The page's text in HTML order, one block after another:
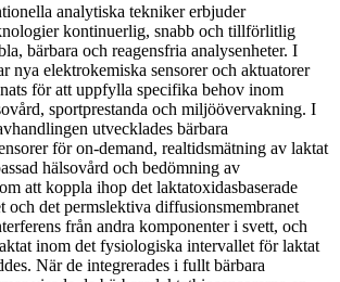
analytiska tekniker erbjuder
kontinuerlig, snabb och tillförlitlig
bärbara och reagensfria analysenheter. I
nya elektrokemiska sensorer och aktuatorer
för att uppfylla specifika behov inom
sportprestanda och miljöövervakning. I
utvecklades bärbara
för on-demand, realtidsmätning av laktat
hälsovård och bedömning av
att koppla ihop det laktatoxidasbaserade
och det permslektiva diffusionsmembranet
från andra komponenter i svett, och
inom det fysiologiska intervallet för laktat
När de integrerades i fullt bärbara